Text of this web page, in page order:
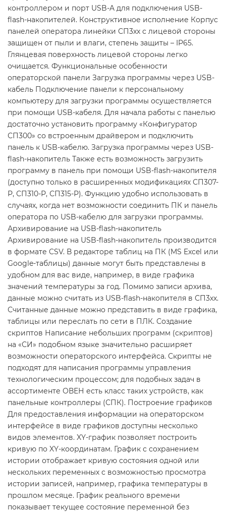
контроллером и порт USB-A для подключения USB-
flash-накопителей. Конструктивное исполнение Корпус
панелей оператора линейки СП3хх с лицевой стороны
защищен от пыли и влаги, степень защиты – IP65.
Глянцевая поверхность лицевой стороны легко
очищается. Функциональные особенности
операторской панели Загрузка программы через USB-
кабель Подключение панели к персональному
компьютеру для загрузки программы осуществляется
при помощи USB-кабеля. Для начала работы с панелью
достаточно установить программу «Конфигуратор
СП300» со встроенным драйвером и подключить
панель к USB-кабелю. Загрузка программы через USB-
flash-накопитель Также есть возможность загрузить
программу в панель при помощи USB-flash-накопителя
(доступно только в расширенных модификациях СП307-
Р, СП310-Р, СП315-Р). Функцию удобно использовать в
случаях, когда нет возможности соединить ПК и панель
оператора по USB-кабелю для загрузки программы.
Архивирование на USB-flash-накопитель
Архивирование на USB-flash-накопитель производится
в формате CSV. В редакторе таблиц на ПК (MS Excel или
Google-таблицы) данные могут быть представлены в
удобном для вас виде, например, в виде графика
значений температуры за год. Помимо записи архива,
данные можно считать из USB-flash-накопителя в СП3хх.
Считанные данные можно представить в виде графика,
таблицы или переслать по сети в ПЛК. Создание
скриптов Написание небольших программ (скриптов)
на «СИ» подобном языке значительно расширяет
возможности операторского интерфейса. Скрипты не
подходят для написания программы управления
технологическим процессом; для подобных задач в
ассортименте ОВЕН есть класс таких устройств, как
панельные контроллеры (СПК). Построение графиков
Для предоставления информации на операторском
интерфейсе в виде графиков доступны несколько
видов элементов. XY-график позволяет построить
кривую по XY-координатам. График с сохранением
истории отображает кривую состояния одной или
нескольких переменных с возможностью просмотра
истории записей, например, графика температуры в
прошлом месяце. График реального времени
показывает текущее состояние переменной без